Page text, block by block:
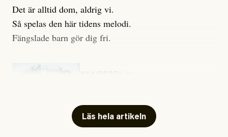
Det är alltid dom, aldrig vi.
Så spelas den här tidens melodi.
Fängslade barn gör dig fri.
Läs hela artikeln